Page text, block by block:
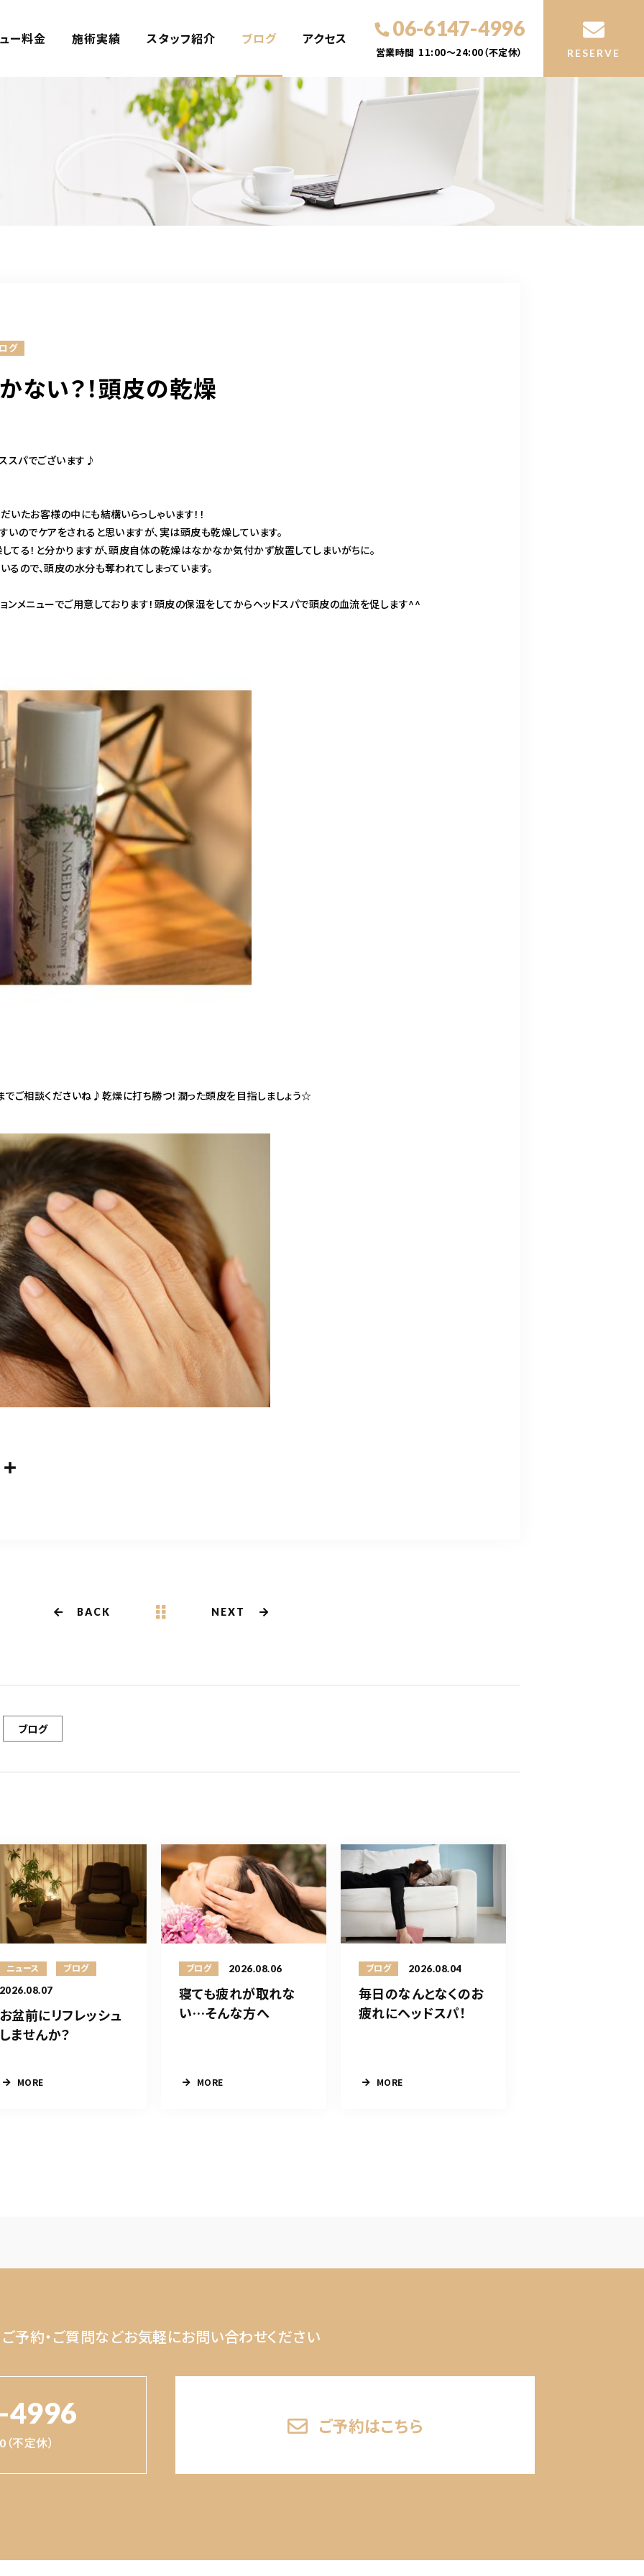
ー料金 施術実績 スタッフ紹介 ブログ アクセス 06-6147-4996
営業時間 11:00～24:00（不定休） RESERVE
グ
ない？！頭皮の乾燥
スパでございます♪
たお客様の中にも結構いらっしゃいます！！
のでケアをされると思いますが、実は頭皮も乾燥しています。
る！と分かりますが、頭皮自体の乾燥はなかなか気付かず放置してしまいがちに。
ので、頭皮の水分も奪われてしまっています。
メニューでご用意しております！頭皮の保湿をしてからヘッドスパで頭皮の血流を促します^^
でご相談くださいね♪乾燥に打ち勝つ！潤った頭皮を目指しましょう☆
BACK NEXT
ブログ
ニュース ブログ
2026.08.07
お盆前にリフレッシュ
しませんか？
MORE
ブログ 2026.08.06
寝ても疲れが取れな
い…そんな方へ
MORE
ブログ 2026.08.04
毎日のなんとなくのお
疲れにヘッドスパ！
MORE
ご予約・ご質問などお気軽にお問い合わせください
4996
不定休）
ご予約はこちら